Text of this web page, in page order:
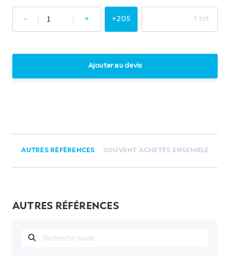
- + +205 1 lot
Ajouter au devis
AUTRES RÉFÉRENCES SOUVENT ACHETÉS ENSEMBLE
AUTRES RÉFÉRENCES